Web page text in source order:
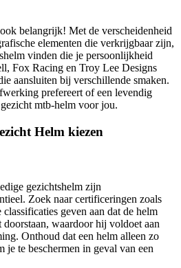
belangrijk! Met de verscheidenheid
elementen die verkrijgbaar zijn,
vinden die je persoonlijkheid
Fox Racing en Troy Lee Designs
aansluiten bij verschillende smaken.
prefereert of een levendig
mtb-helm voor jou.
Helm kiezen
gezichtshelm zijn
Zoek naar certificeringen zoals
geven aan dat de helm
doorstaan, waardoor hij voldoet aan
Onthoud dat een helm alleen zo
je te beschermen in geval van een